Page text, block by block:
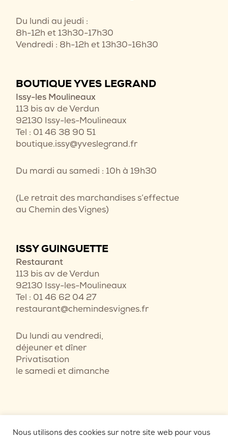
Du lundi au jeudi :
8h-12h et 13h30-17h30
Vendredi : 8h-12h et 13h30-16h30
BOUTIQUE YVES LEGRAND
Issy-les Moulineaux
113 bis av de Verdun
92130 Issy-les-Moulineaux
Tel : 01 46 38 90 51
boutique.issy@yveslegrand.fr
Du mardi au samedi : 10h à 19h30
(Le retrait des marchandises s’effectue
au Chemin des Vignes)
ISSY GUINGUETTE
Restaurant
113 bis av de Verdun
92130 Issy-les-Moulineaux
Tel : 01 46 62 04 27
restaurant@chemindesvignes.fr
Du lundi au vendredi,
déjeuner et dîner
Privatisation
le samedi et dimanche
Nous utilisons des cookies sur notre site web pour vous